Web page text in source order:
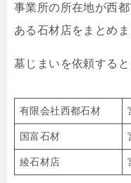
事業所の所在地が西
ある石材店をまとめま
墓じまいを依頼する
有限会社西都石材
国富石材
綾石材店